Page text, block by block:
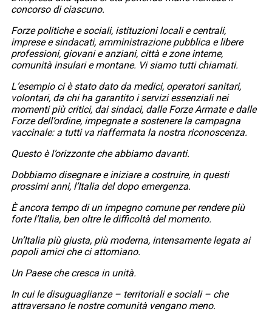
concorso di ciascuno.
Forze politiche e sociali, istituzioni locali e centrali,
imprese e sindacati, amministrazione pubblica e libere
professioni, giovani e anziani, città e zone interne,
comunità insulari e montane. Vi siamo tutti chiamati.
L’esempio ci è stato dato da medici, operatori sanitari,
volontari, da chi ha garantito i servizi essenziali nei
momenti più critici, dai sindaci, dalle Forze Armate e dalle
Forze dell’ordine, impegnate a sostenere la campagna
vaccinale: a tutti va riaffermata la nostra riconoscenza.
Questo è l’orizzonte che abbiamo davanti.
Dobbiamo disegnare e iniziare a costruire, in questi
prossimi anni, l’Italia del dopo emergenza.
È ancora tempo di un impegno comune per rendere più
forte l’Italia, ben oltre le difficoltà del momento.
Un’Italia più giusta, più moderna, intensamente legata ai
popoli amici che ci attorniano.
Un Paese che cresca in unità.
In cui le disuguaglianze – territoriali e sociali – che
attraversano le nostre comunità vengano meno.